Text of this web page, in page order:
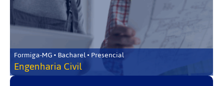
Formiga-MG • Bacharel • Presencial
Engenharia Civil